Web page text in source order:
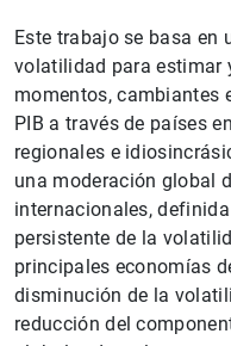
Este trabajo se basa en
volatilidad para estimar
momentos, cambiantes
PIB a través de países
regionales e
una moderación global
internacionales,
persistente de la
principales economías
disminución de la
reducción del